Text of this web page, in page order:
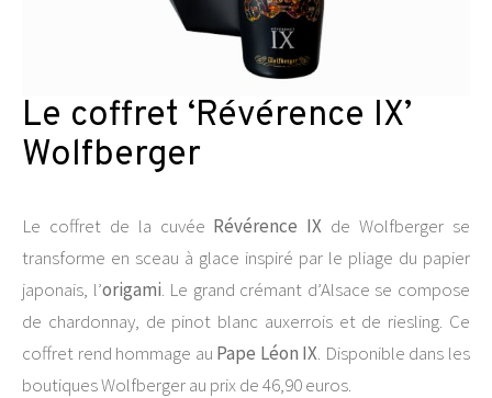
Le coffret ‘Révérence IX’
Wolfberger
Le coffret de la cuvée Révérence IX de Wolfberger se
transforme en sceau à glace inspiré par le pliage du papier
japonais, l’origami. Le grand crémant d’Alsace se compose
de chardonnay, de pinot blanc auxerrois et de riesling. Ce
coffret rend hommage au Pape Léon IX. Disponible dans les
boutiques Wolfberger au prix de 46,90 euros.